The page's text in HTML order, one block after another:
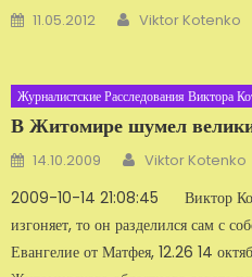
Добавлено
11.05.2012 Автор
Viktor Kotenko
Журналистские Расследования Виктора
В Житомире шумел
Добавлено
14.10.2009 Автор
Viktor Kotenko
2009-10-14 21:08:45 Виктор
изгоняет, то он разделился сам с
Евангелие от Матфея, 12.26 14